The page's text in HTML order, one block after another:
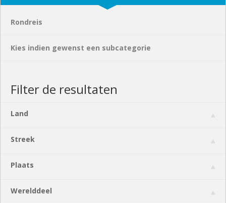
Rondreis
Kies indien gewenst een subcategorie
Filter de resultaten
Land
Streek
Plaats
Werelddeel